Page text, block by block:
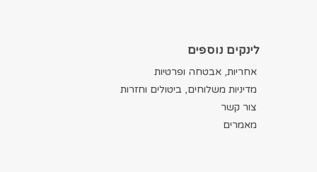
לינקים נוספים
אחריות, אבטחה ופרטיות
מדיניות משלוחים, ביטולים וחזרות
צור קשר
מאמרים